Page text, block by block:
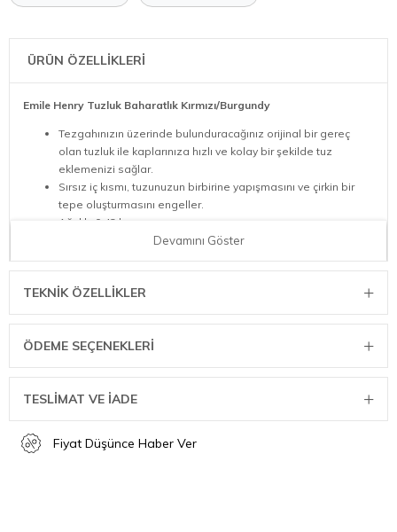
ÜRÜN ÖZELLİKLERİ
Emile Henry Tuzluk Baharatlık Kırmızı/Burgundy
Tezgahınızın üzerinde bulunduracağınız orijinal bir gereç
olan tuzluk ile kaplarınıza hızlı ve kolay bir şekilde tuz
eklemenizi sağlar.
Sırsız iç kısmı, tuzunuzun birbirine yapışmasını ve çirkin bir
tepe oluşturmasını engeller.
Ağırlık: 0,43 kg
Yükseklik: 13,5cm
İç uzunluk: 8,9cm
İç yükseklik: 12,8cm
Maksimum kapasite: 0,28L
Devamını Göster
TEKNIK ÖZELLIKLER
ÖDEME SEÇENEKLERI
TESLİMAT VE İADE
Fiyat Düşünce Haber Ver